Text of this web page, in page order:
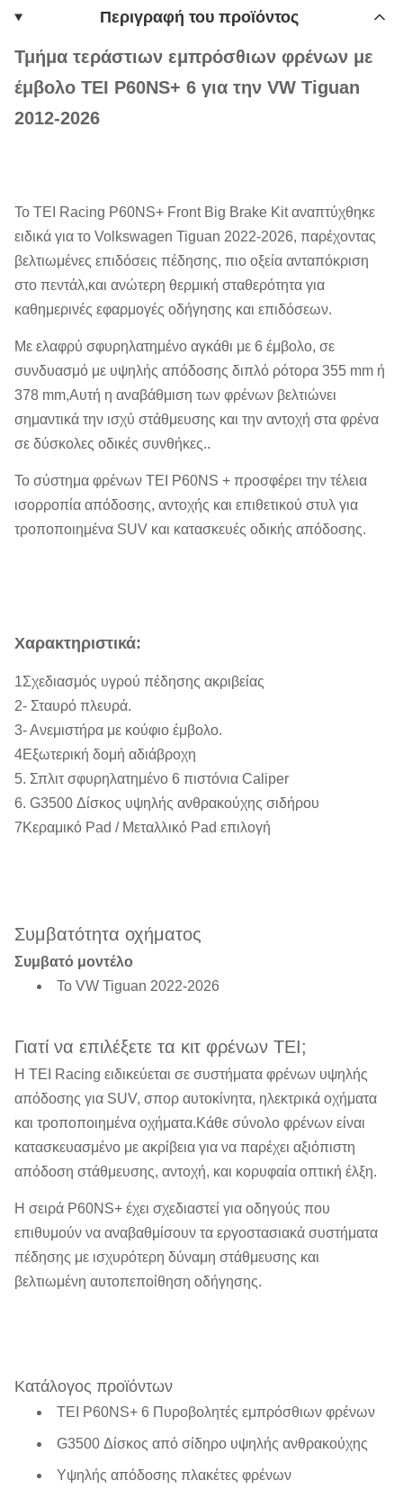
Περιγραφή του προϊόντος
Τμήμα τεράστιων εμπρόσθιων φρένων με
έμβολο TEI P60NS+ 6 για την VW Tiguan
2012-2026
Το TEI Racing P60NS+ Front Big Brake Kit αναπτύχθηκε
ειδικά για το Volkswagen Tiguan 2022-2026, παρέχοντας
βελτιωμένες επιδόσεις πέδησης, πιο οξεία ανταπόκριση
στο πεντάλ,και ανώτερη θερμική σταθερότητα για
καθημερινές εφαρμογές οδήγησης και επιδόσεων.
Με ελαφρύ σφυρηλατημένο αγκάθι με 6 έμβολο, σε
συνδυασμό με υψηλής απόδοσης διπλό ρότορα 355 mm ή
378 mm,Αυτή η αναβάθμιση των φρένων βελτιώνει
σημαντικά την ισχύ στάθμευσης και την αντοχή στα φρένα
σε δύσκολες οδικές συνθήκες..
Το σύστημα φρένων TEI P60NS + προσφέρει την τέλεια
ισορροπία απόδοσης, αντοχής και επιθετικού στυλ για
τροποποιημένα SUV και κατασκευές οδικής απόδοσης.
Χαρακτηριστικά:
1Σχεδιασμός υγρού πέδησης ακριβείας
2- Σταυρό πλευρά.
3- Ανεμιστήρα με κούφιο έμβολο.
4Εξωτερική δομή αδιάβροχη
5. Σπλιτ σφυρηλατημένο 6 πιστόνια Caliper
6. G3500 Δίσκος υψηλής ανθρακούχης σιδήρου
7Κεραμικό Pad / Μεταλλικό Pad επιλογή
Συμβατότητα οχήματος
Συμβατό μοντέλο
Το VW Tiguan 2022-2026
Γιατί να επιλέξετε τα κιτ φρένων TEI;
Η TEI Racing ειδικεύεται σε συστήματα φρένων υψηλής
απόδοσης για SUV, σπορ αυτοκίνητα, ηλεκτρικά οχήματα
και τροποποιημένα οχήματα.Κάθε σύνολο φρένων είναι
κατασκευασμένο με ακρίβεια για να παρέχει αξιόπιστη
απόδοση στάθμευσης, αντοχή, και κορυφαία οπτική έλξη.
Η σειρά P60NS+ έχει σχεδιαστεί για οδηγούς που
επιθυμούν να αναβαθμίσουν τα εργοστασιακά συστήματα
πέδησης με ισχυρότερη δύναμη στάθμευσης και
βελτιωμένη αυτοπεποίθηση οδήγησης.
Κατάλογος προϊόντων
ΤΕΙ P60NS+ 6 Πυροβολητές εμπρόσθιων φρένων
G3500 Δίσκος από σίδηρο υψηλής ανθρακούχης
Υψηλής απόδοσης πλακέτες φρένων